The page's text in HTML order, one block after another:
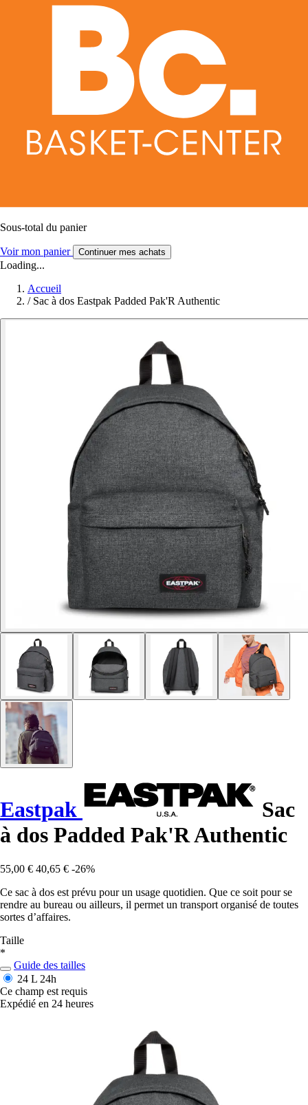
Sous-total du panier
Voir mon panier Continuer mes achats
Loading...
Accueil
/ Sac à dos Eastpak Padded Pak'R Authentic
Eastpak
Sac
à dos Padded Pak'R Authentic
55,00 € 40,65 € -26%
Ce sac à dos est prévu pour un usage quotidien. Que ce soit pour se
rendre au bureau ou ailleurs, il permet un transport organisé de toutes
sortes d’affaires.
Taille
*
Guide des tailles
24 L 24h
Ce champ est requis
Expédié en 24 heures